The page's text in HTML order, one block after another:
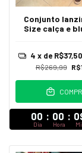
Conjunto
Size calça e
R$269,99
4 x de R$37,50
00 : 00 :
Dia Hora